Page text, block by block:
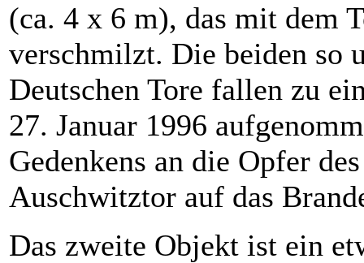
(ca. 4 x 6 m), das mit dem
verschmilzt. Die beiden so
Deutschen Tore fallen zu
27. Januar 1996
Gedenkens an die Opfer
Auschwitztor auf das
Das zweite Objekt ist ein